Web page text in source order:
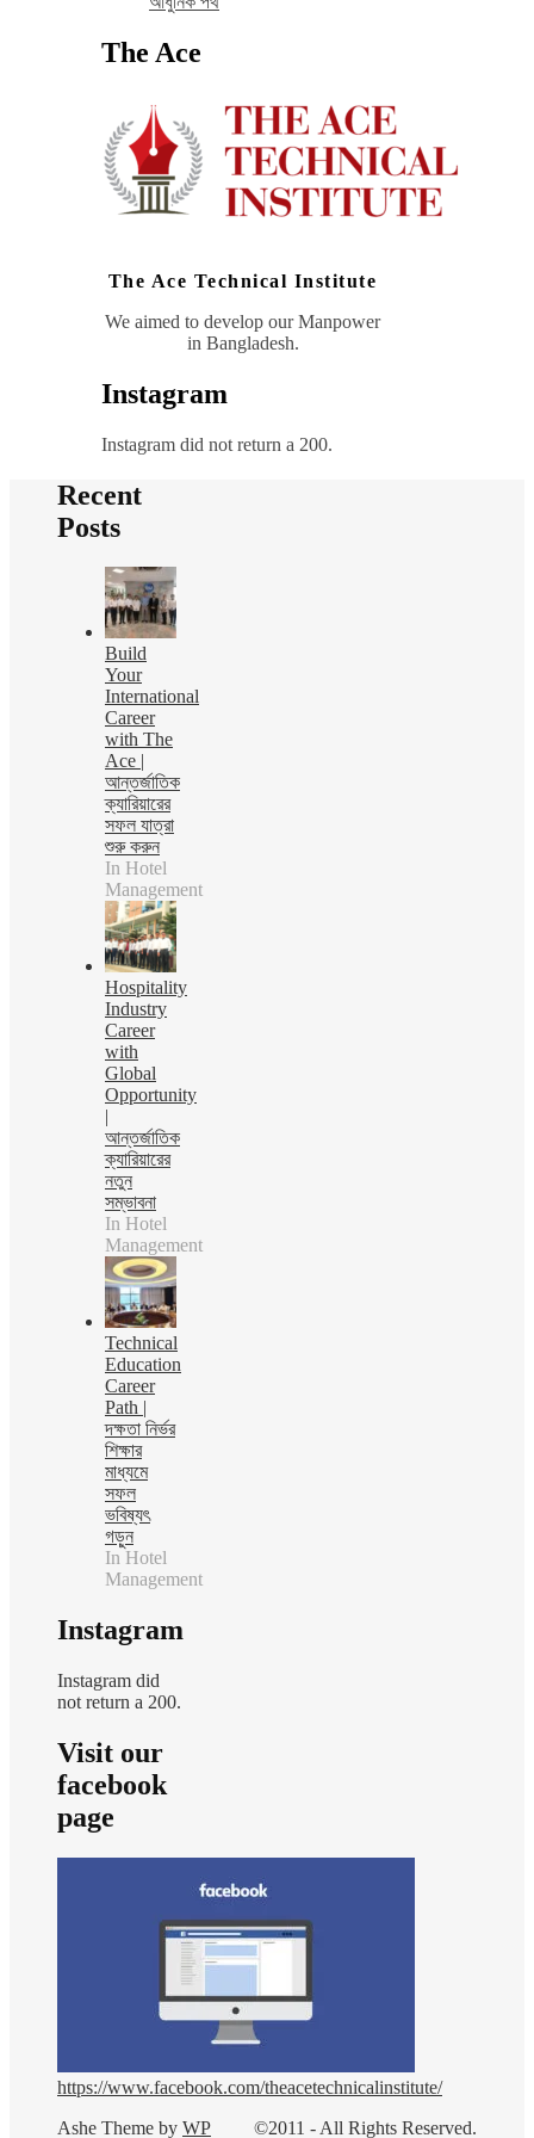
The Ace
The Ace Technical Institute
We aimed to develop our Manpower
in Bangladesh.
Instagram
Instagram did not return a 200.
Recent
Posts
Build
Your
International
Career
with The
Ace |
আন্তর্জাতিক
ক্যারিয়ারের
সফল যাত্রা
শুরু করুন
In Hotel
Management
Hospitality
Industry
Career
with
Global
Opportunity
|
আন্তর্জাতিক
ক্যারিয়ারের
নতুন
সম্ভাবনা
In Hotel
Management
Technical
Education
Career
Path |
দক্ষতা নির্ভর
শিক্ষার
মাধ্যমে
সফল
ভবিষ্যৎ
গড়ুন
In Hotel
Management
Instagram
Instagram did
not return a 200.
Visit our
facebook
page
https://www.facebook.com/theacetechnicalinstitute/
©2011 - All Rights Reserved.
Ashe Theme by WP